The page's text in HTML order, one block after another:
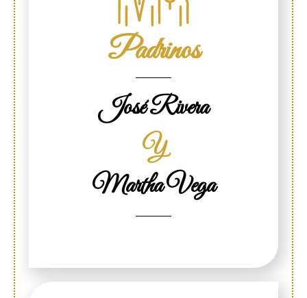
Padrinos
José Rivera
Y
Martha Vega